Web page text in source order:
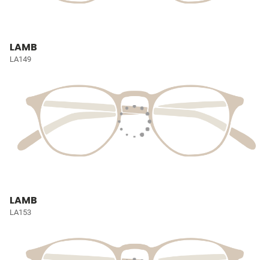
LAMB
LA149
LAMB
LA153